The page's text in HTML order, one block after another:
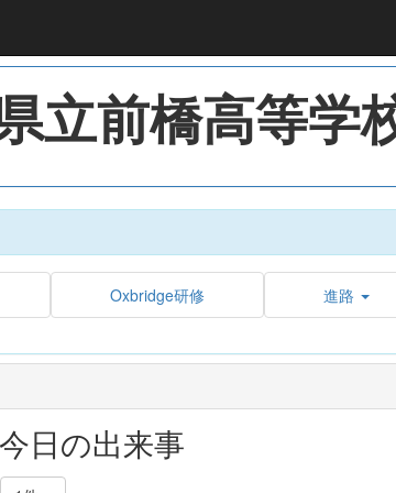
立前橋高等学
Oxbridge研修 進路
日の出来事